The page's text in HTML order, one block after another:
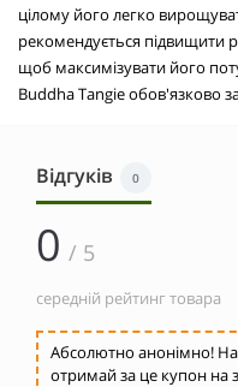
цілому його легко
рекомендується підвищити
щоб максимізувати його
Buddha Tangie обов'язково
Відгуків 0
0 / 5
середній рейтинг товара
Абсолютно анонімно!
отримай за це купон на